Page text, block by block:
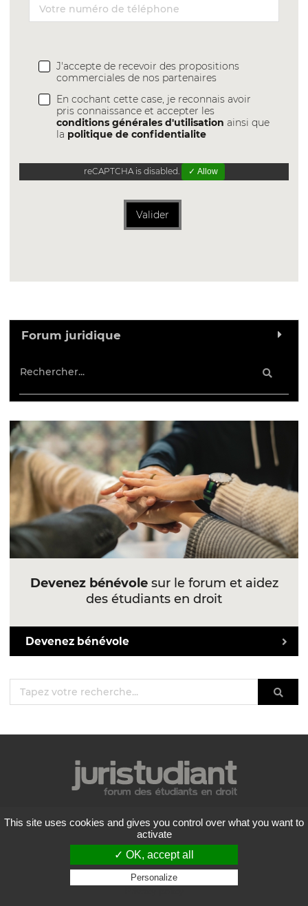
J'accepte de recevoir des propositions
commerciales de nos partenaires
En cochant cette case, je reconnais avoir
pris connaissance et accepter les
conditions générales d'utilisation ainsi que
la politique de confidentialite
reCAPTCHA is disabled. ✓ Allow
Valider
Forum juridique
Devenez bénévolesur le forum et aidez
des étudiants en droit
Devenez bénévole
Mentions légales
Politique de confidentialité
Conditions générales d'utilisation
Liste des forums
Contactez-nous
This site uses cookies and gives you control over what you want to
activate
✓ OK, accept all
Personalize